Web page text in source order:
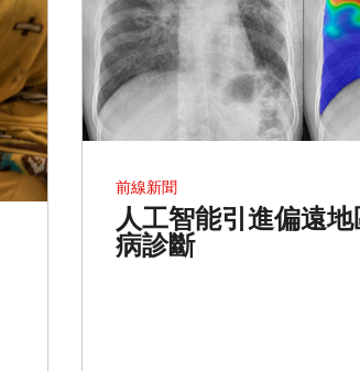
前線新聞
人工智能引進偏遠
病診斷